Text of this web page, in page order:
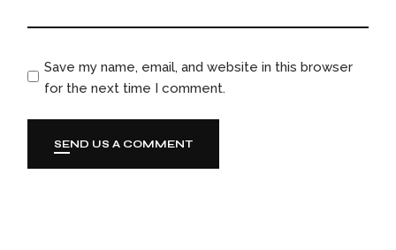
Save my name, email, and website in this browser
for the next time I comment.
SEND US A COMMENT